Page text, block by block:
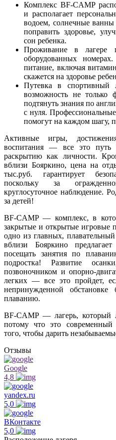
Комплекс BF-CAMP
и располагает
водоем, солнечные ванны
поправить здоровье,
сон ребенка.
Проживание в лагере
оборудованных
питание, включая
скажется на здоровье
Путевка в спортивный
возможность не только
подтянуть знания по
с нуля.
помогут на каждом шагу,
Активные игры,
воспитания — все это путь
раскрытию как личности.
вблизи Бояркино, цена на
тыс.руб. гарантирует
поскольку за
круглосуточное наблюдение.
за детей!
BF-CAMP — комплекс, в
закрытые и открытые игровые
одно из главных,
вблизи Бояркино
посещать занятия по
подростка! Развитие
позвоночником и опорно-
легких — все это пройдет,
непринужденной обстановке
плаванию.
BF-CAMP — лагерь, который
потому что это современный
того, чтобы дарить
Отзывы
Google
4,8
yandex.ru
5,0
ВКонтакте
5,0